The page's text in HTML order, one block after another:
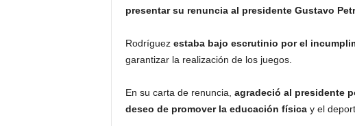
presentar su renuncia al presidente Gustavo
Rodríguez estaba bajo escrutinio por el
garantizar la realización de los juegos.
En su carta de renuncia, agradeció al presidente
deseo de promover la educación físicay el